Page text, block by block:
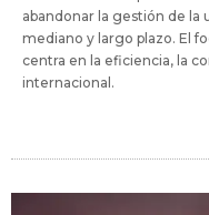
abandonar la gestión de la
mediano y largo plazo. El
centra en la eficiencia, la
internacional.